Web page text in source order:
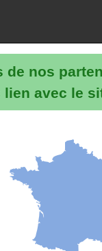
nos
avec le